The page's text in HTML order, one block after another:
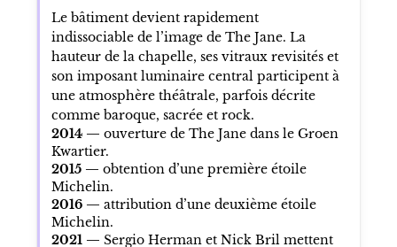
Le bâtiment devient rapidement
indissociable de l’image de The Jane. La
hauteur de la chapelle, ses vitraux revisités et
son imposant luminaire central participent à
une atmosphère théâtrale, parfois décrite
comme baroque, sacrée et rock.
2014 — ouverture de The Jane dans le Groen
Kwartier.
2015 — obtention d’une première étoile
Michelin.
2016 — attribution d’une deuxième étoile
Michelin.
2021 — Sergio Herman et Nick Bril mettent